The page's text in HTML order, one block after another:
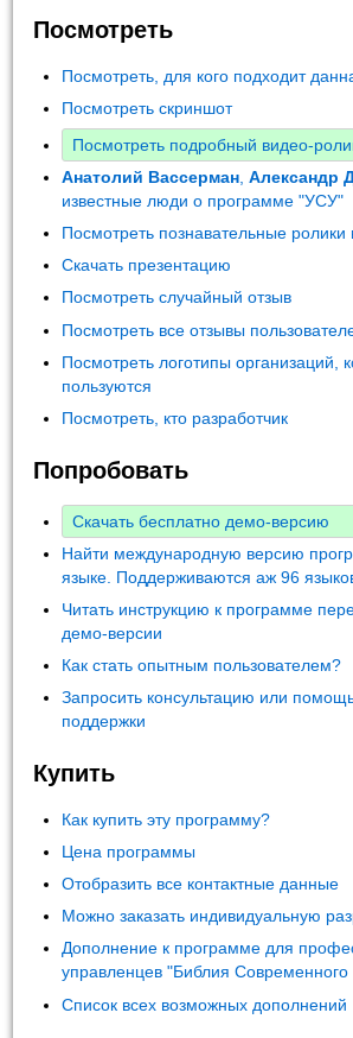
Посмотреть
Посмотреть, для кого подходит
Посмотреть скриншот
Посмотреть подробный видео-
Анатолий Вассерман ,Александр
известные люди о программе "УСУ"
Посмотреть познавательные ролики
Скачать презентацию
Посмотреть случайный отзыв
Посмотреть все отзывы
Посмотреть логотипы организаций,
пользуются
Посмотреть, кто разработчик
Попробовать
Скачать бесплатно демо-версию
Найти международную версию
языке. Поддерживаются аж 96
Читать инструкцию к программе
демо-версии
Как стать опытным пользователем?
Запросить консультацию или
поддержки
Купить
Как купить эту программу?
Цена программы
Отобразить все контактные данные
Можно заказать индивидуальную
Дополнение к программе для
управленцев "Библия Современного
Список всех возможных дополнений